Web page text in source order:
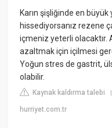
Karın şişliğinde en büyük
hissediyorsanız rezene
içmeniz yeterli olacaktır.
azaltmak için içilmesi
Yoğun stres de gastrit,
olabilir.
Kaynak kaldırma talebi
hurriyet.com.tr